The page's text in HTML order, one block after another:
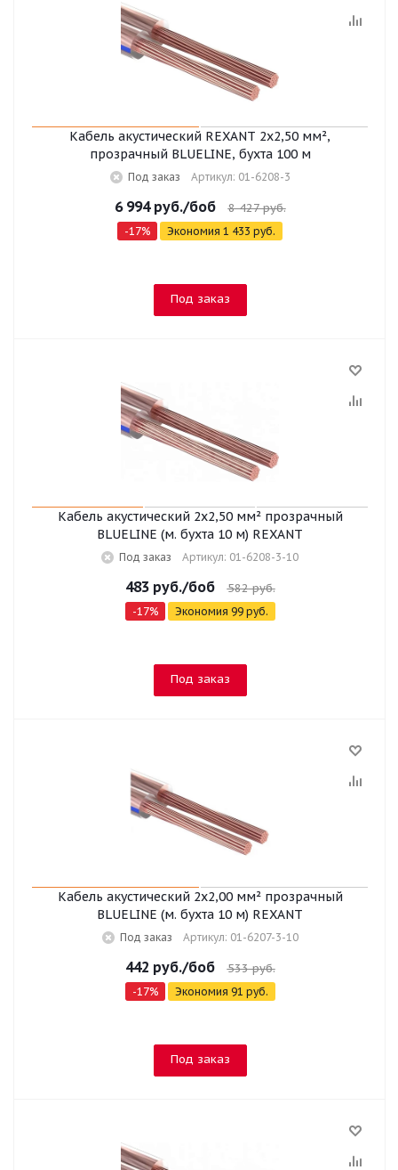
Кабель акустический REXANT 2х2,50 мм²,
прозрачный BLUELINE, бухта 100 м
Под заказ Артикул: 01-6208-3
6 994руб./боб 8 427руб.
-17% Экономия 1 433 руб.
Под заказ
Кабель акустический 2х2,50 мм² прозрачный
BLUELINE (м. бухта 10 м) REXANT
Под заказ Артикул: 01-6208-3-10
483руб./боб 582руб.
-17% Экономия 99руб.
Под заказ
Кабель акустический 2х2,00 мм² прозрачный
BLUELINE (м. бухта 10 м) REXANT
Под заказ Артикул: 01-6207-3-10
442 руб./боб 533руб.
-17% Экономия 91 руб.
Под заказ